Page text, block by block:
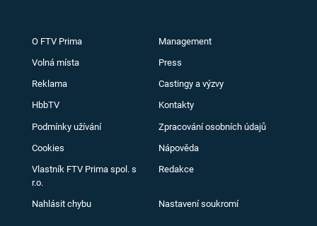
O FTV Prima Management
Volná místa Press
Reklama Castingy a výzvy
HbbTV Kontakty
Podmínky užívání Zpracování osobních údajů
Cookies Nápověda
Vlastník FTV Prima spol. s
r.o.
Redakce
Nahlásit chybu Nastavení soukromí